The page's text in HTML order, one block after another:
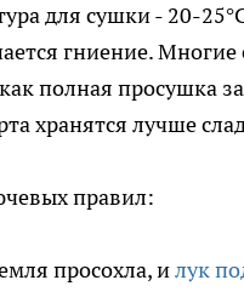
для сушки - 20-
гниение. Многие
полная просушка
хранятся лучше
правил:
просохла, илук